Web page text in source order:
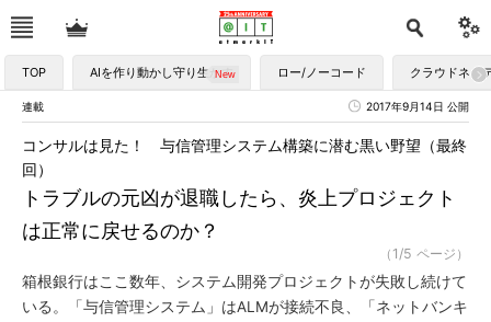
TOP AIを作り動かし守り生かす ロー/ノーコード クラウドネイ
連載 2017年9月14日 公開
トラブルの元凶が退職したら、炎上プロジェクト
は正常に戻せるのか？
コンサルは見た！ 与信管理システム構築に潜む黒い野望（最終
回）
（1/5 ページ）
箱根銀行はここ数年、システム開発プロジェクトが失敗し続けて
いる。「与信管理システム」はALMが接続不良、「ネットバンキ